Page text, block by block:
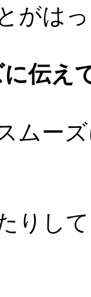
がは
伝え
ムー
りし